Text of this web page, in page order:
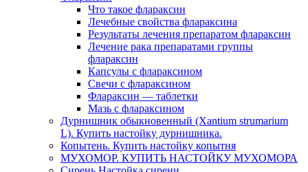
Что такое флараксин
Лечебные свойства флараксина
Результаты лечения препаратом флараксин
Лечение рака препаратами группы
флараксин
Капсулы с флараксином
Свечи с флараксином
Флараксин — таблетки
Мазь с флараксином
Дурнишник обыкновенный (Xantium strumarium
L). Купить настойку дурнишника.
Копытень. Купить настойку копытня
МУХОМОР. КУПИТЬ НАСТОЙКУ МУХОМОРА